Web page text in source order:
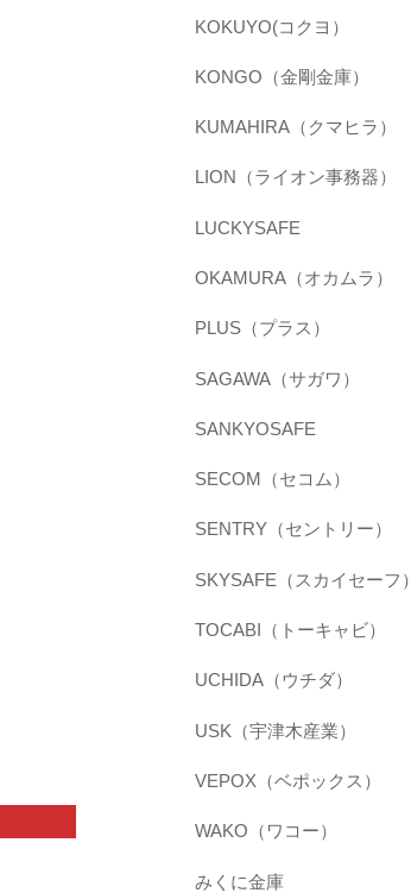
KOKUYO(コクヨ）
KONGO（金剛金庫）
KUMAHIRA（クマヒラ）
LION（ライオン事務器）
LUCKYSAFE
OKAMURA（オカムラ）
PLUS（プラス）
SAGAWA（サガワ）
SANKYOSAFE
SECOM（セコム）
SENTRY（セントリー）
SKYSAFE（スカイセーフ）
TOCABI（トーキャビ）
UCHIDA（ウチダ）
USK（宇津木産業）
VEPOX（ベポックス）
WAKO（ワコー）
みくに金庫